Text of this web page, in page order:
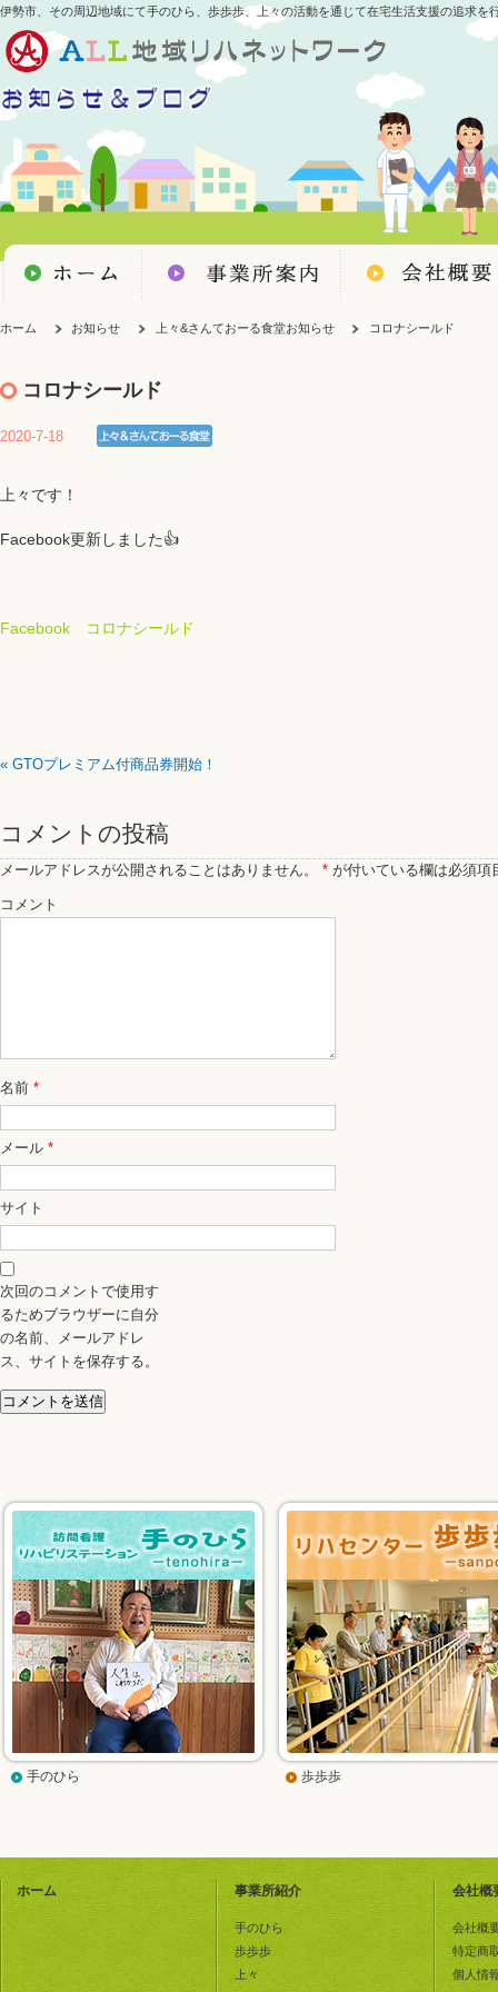
伊勢市、その周辺地域にて手のひら、歩歩歩、上々の活動を通じて在宅生活支援の追求を
ホーム お知らせ 上々&さんておーる食堂お知らせ コロナシールド
コロナシールド
2020-7-18
上々です！
Facebook更新しました👍
Facebook コロナシールド
« GTOプレミアム付商品券開始！
コメントの投稿
メールアドレスが公開されることはありません。 * が付いている欄は必須項
コメント
名前 *
メール *
サイト
次回のコメントで使用す
るためブラウザーに自分
の名前、メールアドレ
ス、サイトを保存する。
手のひら 歩歩歩
ホーム 事業所紹介
手のひら
歩歩歩
上々
会社概
会社概
特定商
個人情